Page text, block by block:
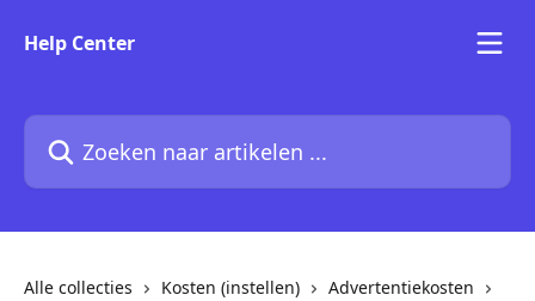
Help Center
Zoeken naar artikelen ...
Alle collecties Kosten (instellen)
Advertentiekosten